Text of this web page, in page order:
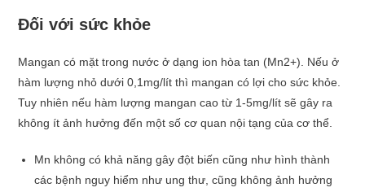
Đối với sức khỏe
Mangan có mặt trong nước ở dạng ion hòa tan (Mn2+). Nếu ở
hàm lượng nhỏ dưới 0,1mg/lít thì mangan có lợi cho sức khỏe.
Tuy nhiên nếu hàm lượng mangan cao từ 1-5mg/lít sẽ gây ra
không ít ảnh hưởng đến một số cơ quan nội tạng của cơ thể.
Mn không có khả năng gây đột biến cũng như hình thành
các bệnh nguy hiểm như ung thư, cũng không ảnh hưởng